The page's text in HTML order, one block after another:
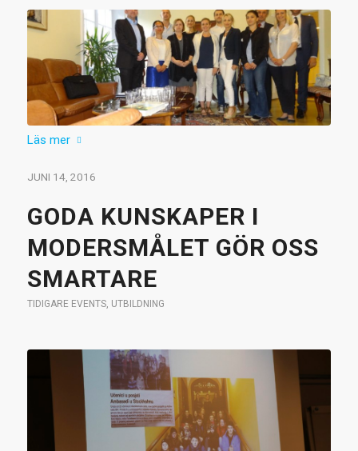
Läs mer
JUNI 14, 2016
GODA KUNSKAPER I
MODERSMÅLET GÖR OSS
SMARTARE
TIDIGARE EVENTS, UTBILDNING